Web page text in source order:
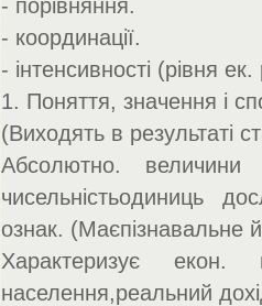
- порівняння.
- координації.
- інтенсивності (рівня
1. Поняття, значення і
(Виходять в результаті
Абсолютно.
чисельністьодиниць
ознак. (Маєпізнавальне
Характеризує
населення,реальний